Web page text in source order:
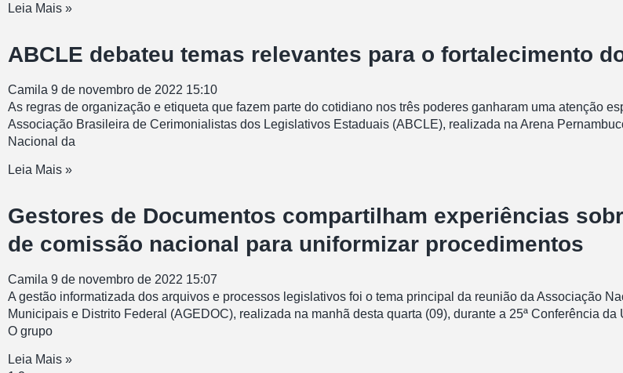
Leia Mais »
ABCLE debateu temas relevantes para o fortalecimento
Camila 9 de novembro de 2022 15:10
As regras de organização e etiqueta que fazem parte do cotidiano nos três poderes ganharam uma atenção
Associação Brasileira de Cerimonialistas dos Legislativos Estaduais (ABCLE), realizada na Arena
Nacional da
Leia Mais »
Gestores de Documentos compartilham experiências
de comissão nacional para uniformizar procedimentos
Camila 9 de novembro de 2022 15:07
A gestão informatizada dos arquivos e processos legislativos foi o tema principal da reunião da Associação
Municipais e Distrito Federal (AGEDOC), realizada na manhã desta quarta (09), durante a 25ª Conferência
O grupo
Leia Mais »